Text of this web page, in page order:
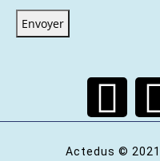
Envoyer
Actedus ©